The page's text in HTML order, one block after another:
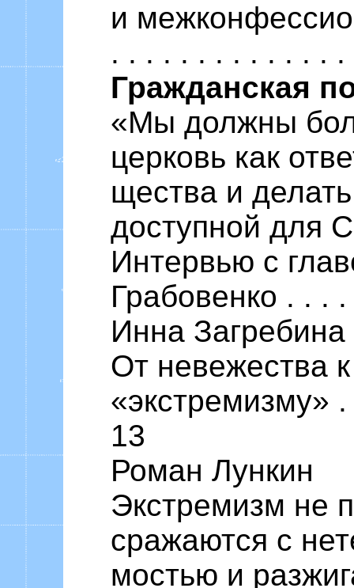
и
. . . . . . . . . . . . .
Гражданская
«Мы должны
церковь как
щества и
доступной для
Интервью с
Грабовенко . . .
Инна Загребина
От невежества
«экстремизму»
13
Роман Лункин
Экстремизм не
сражаются с
мостью и